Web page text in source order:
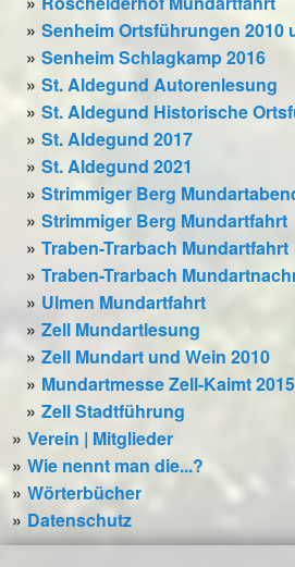
Senheim Ortsführungen 2010
Senheim Schlagkamp 2016
St. Aldegund Autorenlesung
St. Aldegund Historische
St. Aldegund 2017
St. Aldegund 2021
Strimmiger Berg
Strimmiger Berg Mundartfahrt
Traben-Trarbach Mundartfahrt
Traben-Trarbach
Ulmen Mundartfahrt
Zell Mundartlesung
Zell Mundart und Wein 2010
Mundartmesse Zell-Kaimt 2015
Zell Stadtführung
Verein | Mitglieder
Wie nennt man die...?
Wörterbücher
Datenschutz